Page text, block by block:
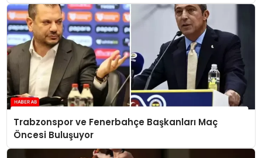
Trabzonspor ve Fenerbahçe Başkanları Maç
Öncesi Buluşuyor